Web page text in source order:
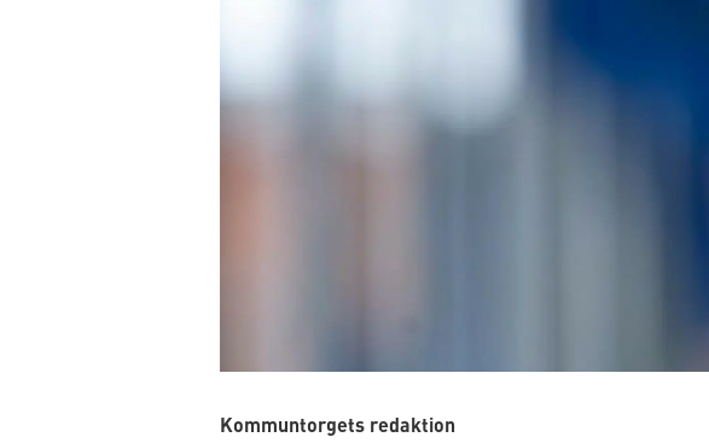
Kommuntorgets redaktion